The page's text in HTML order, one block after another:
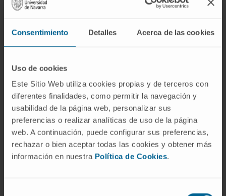
Consentimiento Detalles Acerca de las cookies
Uso de cookies
Este Sitio Web utiliza cookies propias y de terceros con
diferentes finalidades, como permitir la navegación y
usabilidad de la página web, personalizar sus
preferencias o realizar analíticas de uso de la página
web. A continuación, puede configurar sus preferencias,
rechazar o bien aceptar todas las cookies y obtener más
información en nuestra Política de Cookies.
Reumatología Clínica (ProReuma)
Autoinmunes Sistémicas de la Sociedad
Española de Reumatología. Universidad Rey
Juan Carlos. 2023-2024.
Profesora en el Título Propio de Experto en
Enfermedad Pulmonar Intersticial de la
Universidad Complutense de Madrid. 2018-
2020.
Docente en programas docentes posgrado
incluyendo Cursos de Doctorado y Cursos